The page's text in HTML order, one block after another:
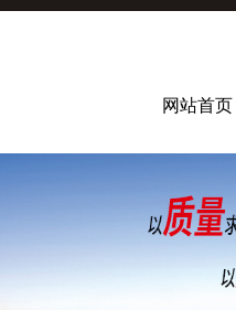
网站首页